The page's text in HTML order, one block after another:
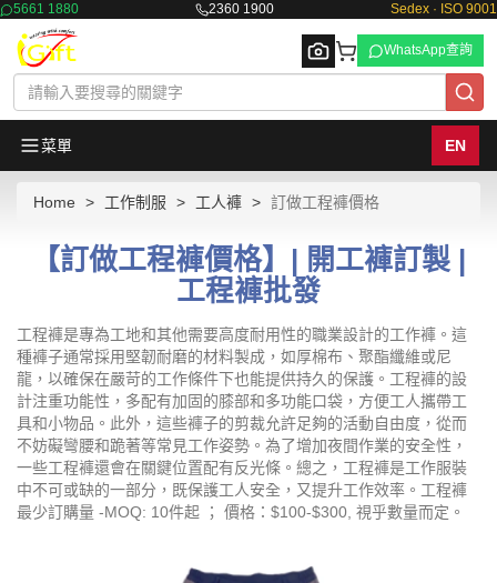
5661 1880 2360 1900 Sedex · ISO 9001
Browse
WhatsApp查詢
菜單 EN
Home 工作制服 工人褲 訂做工程褲價格
【訂做工程褲價格】| 開工褲訂製 |
工程褲批發
工程褲是專為工地和其他需要高度耐用性的職業設計的工作褲。這
種褲子通常採用堅韌耐磨的材料製成，如厚棉布、聚酯纖維或尼
龍，以確保在嚴苛的工作條件下也能提供持久的保護。工程褲的設
計注重功能性，多配有加固的膝部和多功能口袋，方便工人攜帶工
具和小物品。此外，這些褲子的剪裁允許足夠的活動自由度，從而
不妨礙彎腰和跪著等常見工作姿勢。為了增加夜間作業的安全性，
一些工程褲還會在關鍵位置配有反光條。總之，工程褲是工作服裝
中不可或缺的一部分，既保護工人安全，又提升工作效率。工程褲
最少訂購量 -MOQ: 10件起 ； 價格：$100-$300, 視乎數量而定。